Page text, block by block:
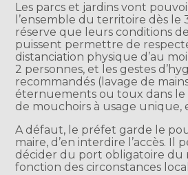
Les parcs et jardins vont
l’ensemble du territoire dès le
réserve que leurs conditions
puissent permettre de
distanciation physique d’au
2 personnes, et les gestes
recommandés (lavage de
éternuements ou toux dans le
de mouchoirs à usage unique,
A défaut, le préfet garde le
maire, d’en interdire l’accès. Il
décider du port obligatoire du
fonction des circonstances